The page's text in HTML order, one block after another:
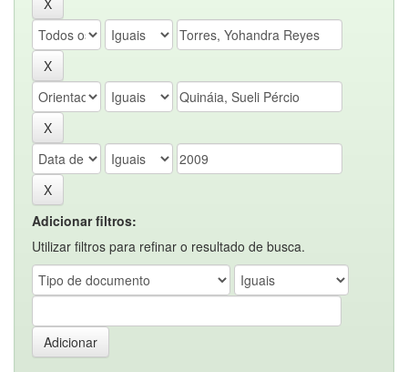
Adicionar filtros:
Utilizar filtros para refinar o resultado de busca.